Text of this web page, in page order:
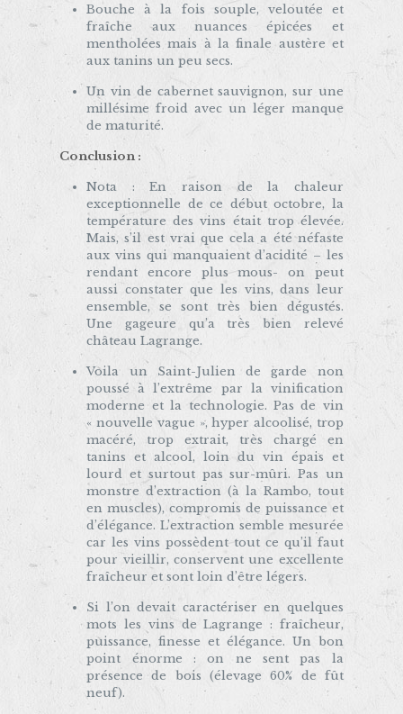
Bouche à la fois souple, veloutée et
fraîche aux nuances épicées et
mentholées mais à la finale austère et
aux tanins un peu secs.
Un vin de cabernet sauvignon, sur une
millésime froid avec un léger manque
de maturité.
Conclusion :
Nota : En raison de la chaleur
exceptionnelle de ce début octobre, la
température des vins était trop élevée.
Mais, s’il est vrai que cela a été néfaste
aux vins qui manquaient d’acidité – les
rendant encore plus mous- on peut
aussi constater que les vins, dans leur
ensemble, se sont très bien dégustés.
Une gageure qu’a très bien relevé
château Lagrange.
Voila un Saint-Julien de garde non
poussé à l’extrême par la vinification
moderne et la technologie. Pas de vin
« nouvelle vague », hyper alcoolisé, trop
macéré, trop extrait, très chargé en
tanins et alcool, loin du vin épais et
lourd et surtout pas sur-mûri. Pas un
monstre d’extraction (à la Rambo, tout
en muscles), compromis de puissance et
d’élégance. L’extraction semble mesurée
car les vins possèdent tout ce qu’il faut
pour vieillir, conservent une excellente
fraîcheur et sont loin d’être légers.
Si l’on devait caractériser en quelques
mots les vins de Lagrange : fraîcheur,
puissance, finesse et élégance. Un bon
point énorme : on ne sent pas la
présence de bois (élevage 60% de fût
neuf).